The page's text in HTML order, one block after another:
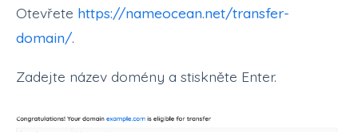
Otevřete https://nameocean.net/transfer-
domain/.
Zadejte název domény a stiskněte Enter.